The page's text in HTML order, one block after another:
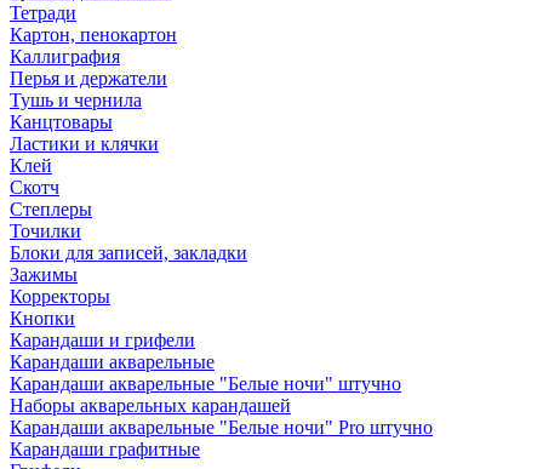
Тетради
Картон, пенокартон
Каллиграфия
Перья и держатели
Тушь и чернила
Канцтовары
Ластики и клячки
Клей
Скотч
Степлеры
Точилки
Блоки для записей, закладки
Зажимы
Корректоры
Кнопки
Карандаши и грифели
Карандаши акварельные
Карандаши акварельные "Белые ночи" штучно
Наборы акварельных карандашей
Карандаши акварельные "Белые ночи" Pro штучно
Карандаши графитные